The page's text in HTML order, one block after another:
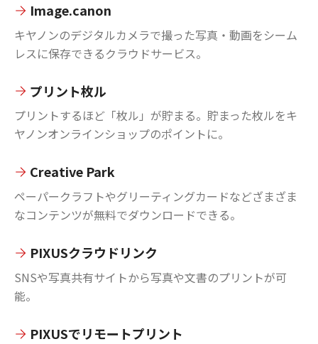
Image.canon
キヤノンのデジタルカメラで撮った写真・動画をシーム
レスに保存できるクラウドサービス。
プリント枚ル
プリントするほど「枚ル」が貯まる。貯まった枚ルをキ
ヤノンオンラインショップのポイントに。
Creative Park
ペーパークラフトやグリーティングカードなどざまざま
なコンテンツが無料でダウンロードできる。
PIXUSクラウドリンク
SNSや写真共有サイトから写真や文書のプリントが可
能。
PIXUSでリモートプリント